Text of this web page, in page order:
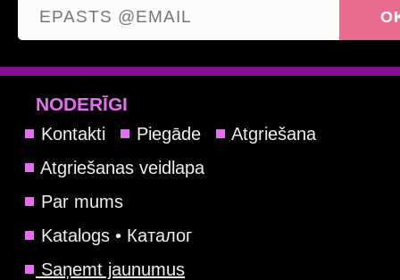
NODERĪGI
Kontakti Piegāde
Atgriešana
Atgriešanas veidlapa
Par mums
Katalogs • Каталог
Saņemt jaunumus